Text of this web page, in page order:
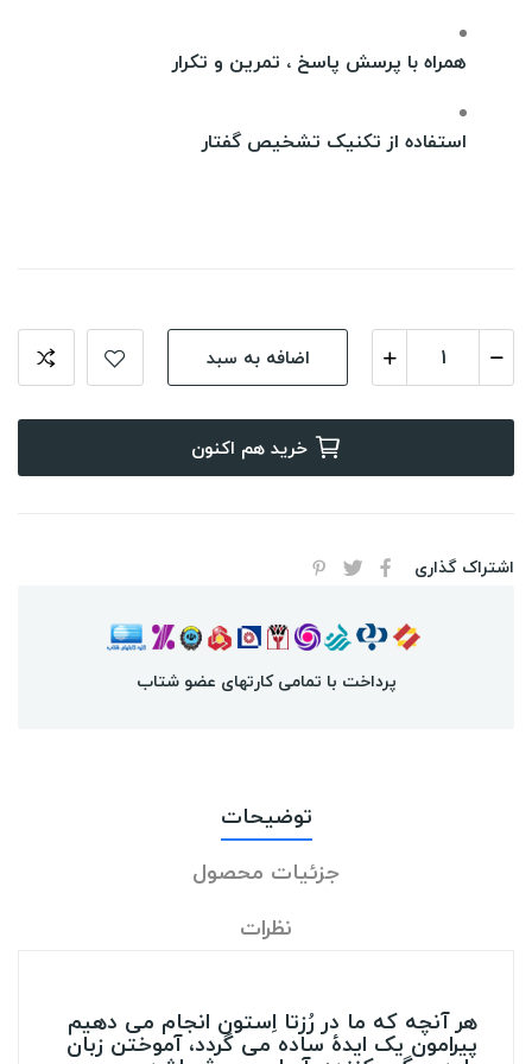
همراه با پرسش پاسخ ، تمرین و تکرار
استفاده از تکنیک تشخیص گفتار
اضافه به سبد
خرید هم اکنون
اشتراک گذاری
پرداخت با تمامی کارتهای عضو شتاب
توضیحات
جزئیات محصول
نظرات
هر آنچه که ما در رُزتا اِستون انجام می دهیم
پیرامون یک ایدۀ ساده می گردد، آموختن زبان